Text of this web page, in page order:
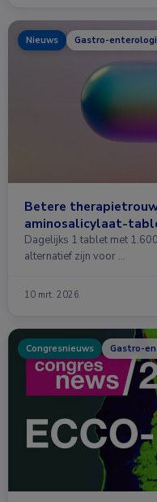
Nieuws Gastro-
Betere
aminosalicylaat-
Dagelijks 1 tablet met
alternatief zijn voor …
10 mrt. 2026
Congresnieuws Gastro-